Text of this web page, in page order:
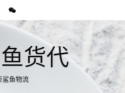
货代
鲨鱼物流